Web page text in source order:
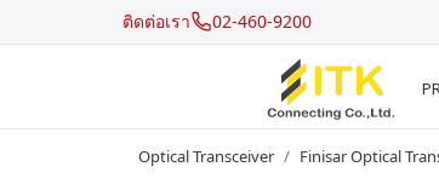
ติดต่อเรา 02-460-9200
Optical Transceiver Finisar Optical